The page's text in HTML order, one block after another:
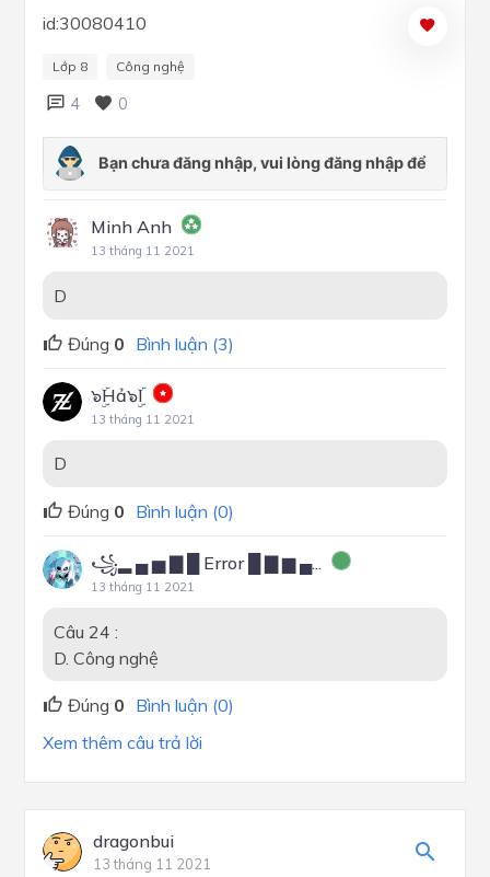
id:30080410
Lớp 8 Công nghệ
4 0
Minh Anh
13 tháng 11 2021
D
Đúng 0 Bình luận (3)
๖ۣۜHả๖ۣۜI
13 tháng 11 2021
D
Đúng 0 Bình luận (0)
꧁▂ ▄ ▅ ▇ █ Error █ ▇ ▆ ▄...
13 tháng 11 2021
Câu 24 :
D. Công nghệ
Đúng 0 Bình luận (0)
Xem thêm câu trả lời
dragonbui
13 tháng 11 2021